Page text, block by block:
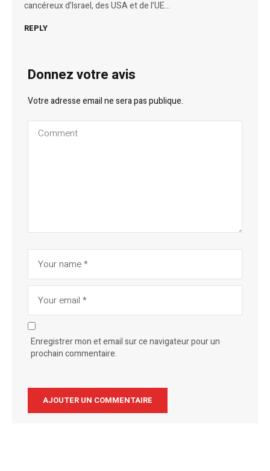
cancéreux d’Israel, des USA et de l’UE…
REPLY
Donnez votre avis
Votre adresse email ne sera pas publique.
Enregistrer mon et email sur ce navigateur pour un
prochain commentaire.